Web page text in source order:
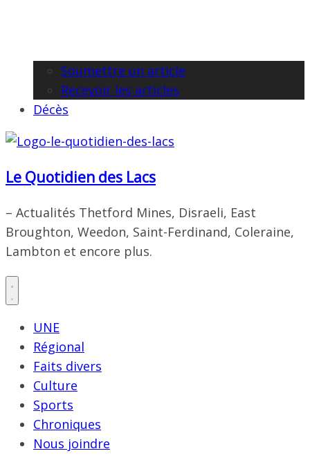
Soumettre un article
Recevoir les articles
Décès
Le Quotidien des Lacs
– Actualités Thetford Mines, Disraeli, East
Broughton, Weedon, Saint-Ferdinand, Coleraine,
Lambton et encore plus.
UNE
Régional
Faits divers
Culture
Sports
Chroniques
Nous joindre